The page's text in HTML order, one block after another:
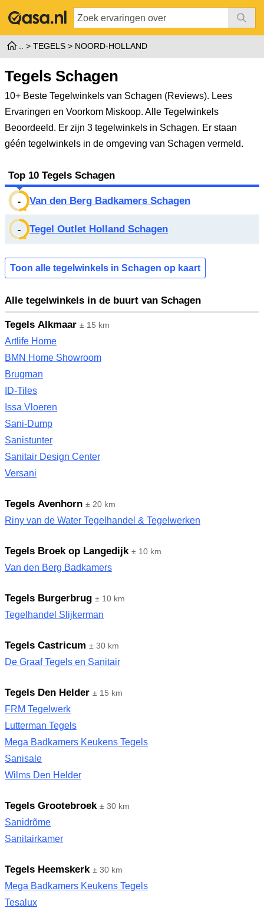
TEGELS NOORD-HOLLAND
Tegels Schagen
10+ Beste Tegelwinkels van Schagen (Reviews). Lees
Ervaringen en Voorkom Miskoop. Alle Tegelwinkels
Beoordeeld. Er zijn 3 tegelwinkels in Schagen. Er staan
géén tegelwinkels in de omgeving van Schagen vermeld.
Top 10 Tegels Schagen
- Van den Berg Badkamers Schagen
- Tegel Outlet Holland Schagen
Toon alle tegelwinkels in Schagen op kaart
Alle tegelwinkels in de buurt van Schagen
Tegels Alkmaar ± 15 km
Artlife Home
BMN Home Showroom
Brugman
ID-Tiles
Issa Vloeren
Sani-Dump
Sanistunter
Sanitair Design Center
Versani
Tegels Avenhorn ± 20 km
Riny van de Water Tegelhandel & Tegelwerken
Tegels Broek op Langedijk ± 10 km
Van den Berg Badkamers
Tegels Burgerbrug ± 10 km
Tegelhandel Slijkerman
Tegels Castricum ± 30 km
De Graaf Tegels en Sanitair
Tegels Den Helder ± 15 km
FRM Tegelwerk
Lutterman Tegels
Mega Badkamers Keukens Tegels
Sanisale
Wilms Den Helder
Tegels Grootebroek ± 30 km
Sanidrõme
Sanitairkamer
Tegels Heemskerk ± 30 km
Mega Badkamers Keukens Tegels
Tesalux